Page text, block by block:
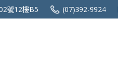
號12樓B5 (07)392-9924